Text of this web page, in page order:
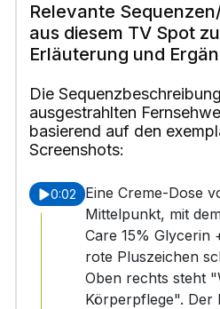
Relevante
aus diesem TV Spot
Erläuterung und
Die
ausgestrahlten
basierend auf den
Screenshots:
0:02
Eine Creme-Dose
Mittelpunkt, mit
Care 15% Glycerin
rote Pluszeichen
Oben rechts steht
Körperpflege". Der